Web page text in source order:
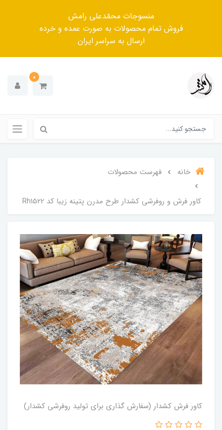
منسوجات محمّدعلی رامش
فروش تمام محصولات به صورت عمده و خرده
ارسال به سراسر ایران
0
خانه فهرست محصولات
کاور فرش و روفرشی کشدار‌ طرح مدرن پتینه زیبا کد Rh1522
کاور فرش کشدار (سفارش گذاری برای تولید روفرشی کشدار)